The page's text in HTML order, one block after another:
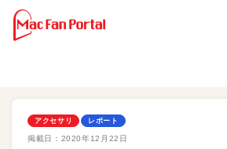
アクセサリ レポート
掲載日： 2020年12月22日